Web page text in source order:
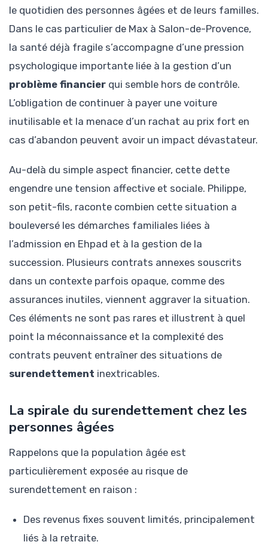
le quotidien des personnes âgées et de leurs familles.
Dans le cas particulier de Max à Salon-de-Provence,
la santé déjà fragile s’accompagne d’une pression
psychologique importante liée à la gestion d’un
problème financier qui semble hors de contrôle.
L’obligation de continuer à payer une voiture
inutilisable et la menace d’un rachat au prix fort en
cas d’abandon peuvent avoir un impact dévastateur.
Au-delà du simple aspect financier, cette dette
engendre une tension affective et sociale. Philippe,
son petit-fils, raconte combien cette situation a
bouleversé les démarches familiales liées à
l’admission en Ehpad et à la gestion de la
succession. Plusieurs contrats annexes souscrits
dans un contexte parfois opaque, comme des
assurances inutiles, viennent aggraver la situation.
Ces éléments ne sont pas rares et illustrent à quel
point la méconnaissance et la complexité des
contrats peuvent entraîner des situations de
surendettement inextricables.
La spirale du surendettement chez les
personnes âgées
Rappelons que la population âgée est
particulièrement exposée au risque de
surendettement en raison :
Des revenus fixes souvent limités, principalement
liés à la retraite.